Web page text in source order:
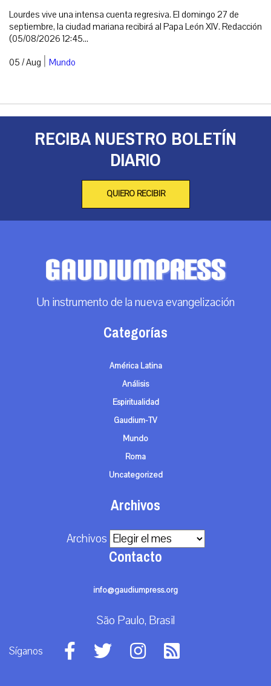
Lourdes vive una intensa cuenta regresiva. El domingo 27 de
septiembre, la ciudad mariana recibirá al Papa León XIV. Redacción
(05/08/2026 12:45...
05 / Aug | Mundo
RECIBA NUESTRO BOLETÍN
DIARIO
QUIERO RECIBIR
Un instrumento de la nueva evangelización
Categorías
América Latina
Análisis
Espiritualidad
Gaudium-TV
Mundo
Roma
Uncategorized
Archivos
Archivos
Contacto
info@gaudiumpress.org
São Paulo, Brasil
Síganos